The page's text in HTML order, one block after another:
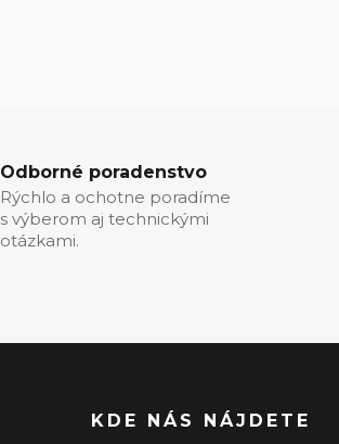
Odborné poradenstvo
Rýchlo a ochotne poradíme
s výberom aj technickými
otázkami.
KDE NÁS NÁJDETE